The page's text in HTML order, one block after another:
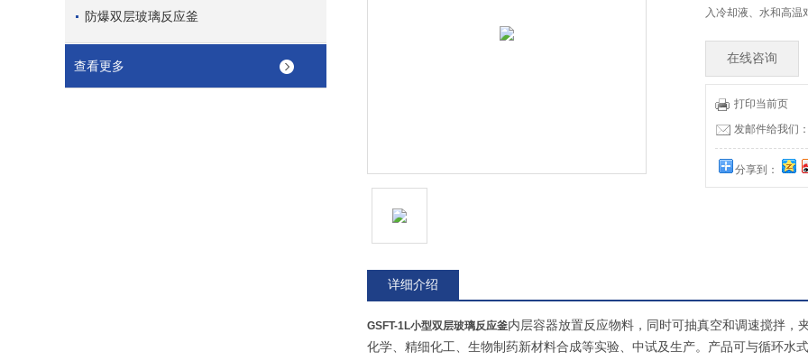
防爆双层玻璃反应釜
查看更多
入冷却液、水和高温
在线咨询
打印当前页
发邮件给我们
分享到：
详细介绍
GSFT-1L小型双层玻璃反应釜内层容器放置反应物料，同时可抽真空和调速搅拌，
化学、精细化工、生物制药新材料合成等实验、中试及生产。产品可与循环水